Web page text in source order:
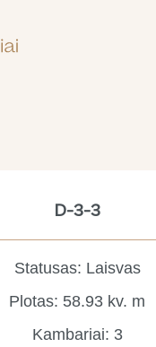
D-3-3
Statusas: Laisvas
Plotas: 58.93 kv. m
Kambariai: 3